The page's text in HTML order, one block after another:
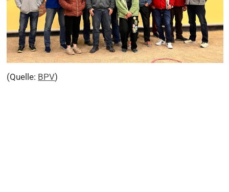
(Quelle: BPV)